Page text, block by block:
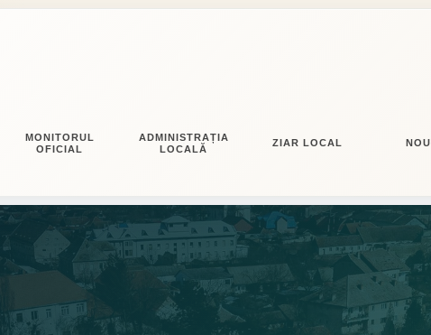
MONITORUL
OFICIAL
ADMINISTRAȚIA
LOCALĂ
ZIAR LOCAL